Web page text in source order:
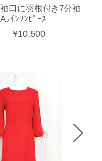
袖口に羽根付き7分袖
Aﾗｲﾝﾜﾝﾋﾟｰｽ
¥10,500